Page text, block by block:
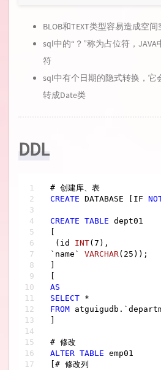
BLOB和TEXT类型容易造成空间
sql中的“？”称为占位符，
符
sql中有个日期的隐式转换，它
转成Date类
DDL
CREATE DATABASE [IF
CREATE TABLE dept01
(id INT( 7 ),
`name` VARCHAR( 25 ));
AS
SELECT *
FROM
ALTER TABLE emp01
[# 修改列